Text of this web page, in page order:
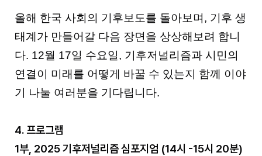
올해 한국 사회의 기후보도를 돌아보며, 기후 생
태계가 만들어갈 다음 장면을 상상해보려 합니
다. 12월 17일 수요일, 기후저널리즘과 시민의
연결이 미래를 어떻게 바꿀 수 있는지 함께 이야
기 나눌 여러분을 기다립니다.
4. 프로그램
1부, 2025 기후저널리즘 심포지엄 (14시 -15시 20분)